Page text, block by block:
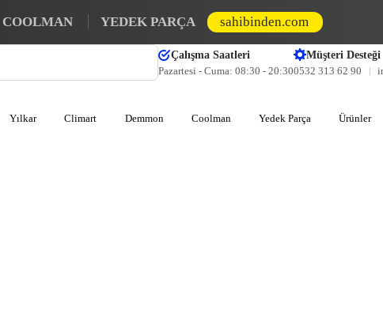
COOLMAN YEDEK PARÇA sahibinden.com
Çalışma Saatleri
Pazartesi - Cuma: 08:30 - 20:30
Müşteri Desteği
0532 313 62 90
Yılkar Climart Demmon Coolman Yedek Parça Ürünler